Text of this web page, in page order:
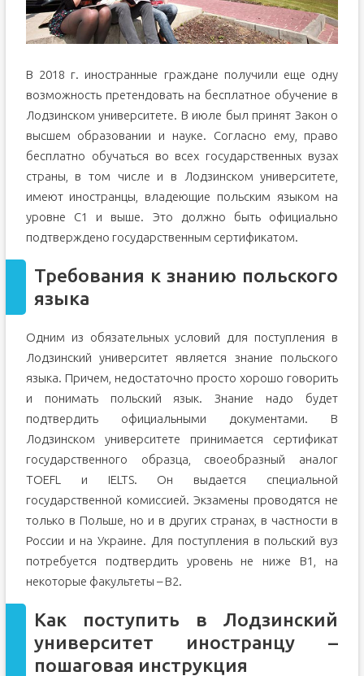
В 2018 г. иностранные граждане получили еще одну
возможность претендовать на бесплатное обучение в
Лодзинском университете. В июле был принят Закон о
высшем образовании и науке. Согласно ему, право
бесплатно обучаться во всех государственных вузах
страны, в том числе и в Лодзинском университете,
имеют иностранцы, владеющие польским языком на
уровне С1 и выше. Это должно быть официально
подтверждено государственным сертификатом.
Требования к знанию польского
языка
Одним из обязательных условий для поступления в
Лодзинский университет является знание польского
языка. Причем, недостаточно просто хорошо говорить
и понимать польский язык. Знание надо будет
подтвердить официальными документами. В
Лодзинском университете принимается сертификат
государственного образца, своеобразный аналог
TOEFL и IELTS. Он выдается специальной
государственной комиссией. Экзамены проводятся не
только в Польше, но и в других странах, в частности в
России и на Украине. Для поступления в польский вуз
потребуется подтвердить уровень не ниже B1, на
некоторые факультеты – В2.
Как поступить в Лодзинский
университет иностранцу –
пошаговая инструкция